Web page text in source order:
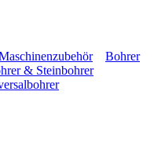
Bohrer
& Steinbohrer